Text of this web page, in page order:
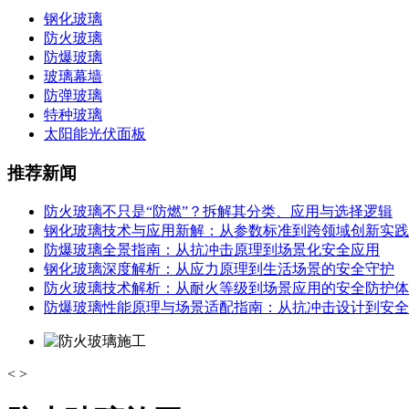
钢化玻璃
防火玻璃
防爆玻璃
玻璃幕墙
防弹玻璃
特种玻璃
太阳能光伏面板
推荐新闻
防火玻璃不只是“防燃”？拆解其分类、应用与选择逻辑
钢化玻璃技术与应用新解：从参数标准到跨领域创新实践
防爆玻璃全景指南：从抗冲击原理到场景化安全应用
钢化玻璃深度解析：从应力原理到生活场景的安全守护
防火玻璃技术解析：从耐火等级到场景应用的安全防护
防爆玻璃性能原理与场景适配指南：从抗冲击设计到安
< >